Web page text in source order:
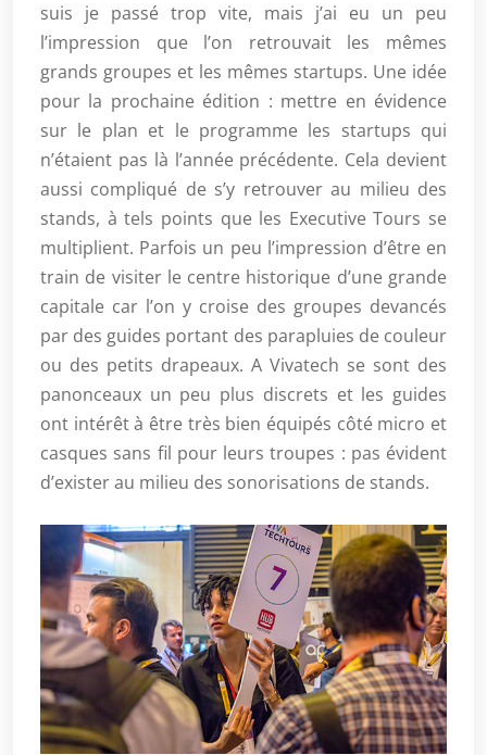
suis je passé trop vite, mais j’ai eu un peu
l’impression que l’on retrouvait les mêmes
grands groupes et les mêmes startups. Une idée
pour la prochaine édition : mettre en évidence
sur le plan et le programme les startups qui
n’étaient pas là l’année précédente. Cela devient
aussi compliqué de s’y retrouver au milieu des
stands, à tels points que les Executive Tours se
multiplient. Parfois un peu l’impression d’être en
train de visiter le centre historique d’une grande
capitale car l’on y croise des groupes devancés
par des guides portant des parapluies de couleur
ou des petits drapeaux. A Vivatech se sont des
panonceaux un peu plus discrets et les guides
ont intérêt à être très bien équipés côté micro et
casques sans fil pour leurs troupes : pas évident
d’exister au milieu des sonorisations de stands.